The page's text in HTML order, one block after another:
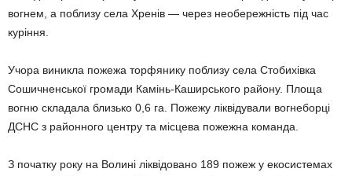
вогнем, а поблизу села Хренів — через необережність під час
куріння.
Учора виникла пожежа торфянику поблизу села Стобихівка
Сошичненської громади Камінь-Каширського району. Площа
вогню складала близько 0,6 га. Пожежу ліквідували вогнеборці
ДСНС з районного центру та місцева пожежна команда.
З початку року на Волині ліквідовано 189 пожеж у екосистемах